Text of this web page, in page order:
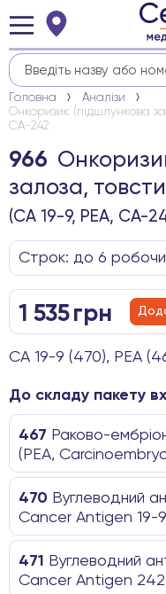
Головна
Аналізи
Онкоризик (підшлункова
СА-242
966
залоза,
(СА 19-9, РЕА, СА-
Строк: до 6
1 535грн
СА 19-9 (470), РЕА
До складу пакету
467 Раково-
(РЕА,
470 Вуглеводний
Cancer Antigen 19-­
471
Вуглеводний
Cancer Antigen